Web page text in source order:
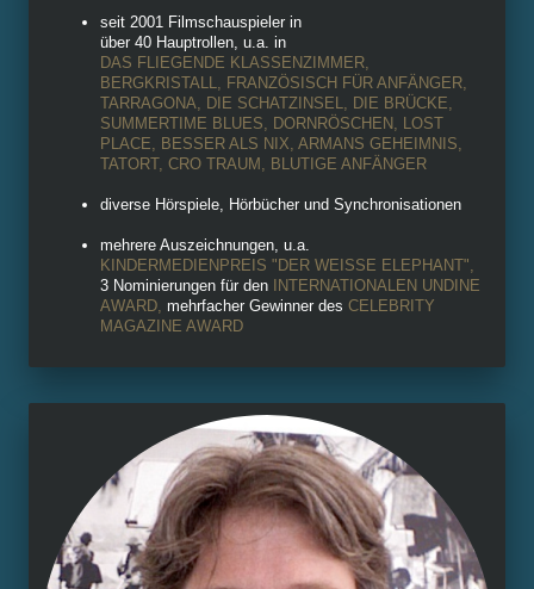
seit 2001 Filmschauspieler in
über 40 Hauptrollen, u.a. in
DAS FLIEGENDE KLASSENZIMMER,
BERGKRISTALL, FRANZÖSISCH FÜR ANFÄNGER,
TARRAGONA, DIE SCHATZINSEL, DIE BRÜCKE,
SUMMERTIME BLUES, DORNRÖSCHEN, LOST
PLACE, BESSER ALS NIX, ARMANS GEHEIMNIS,
TATORT, CRO TRAUM, BLUTIGE ANFÄNGER
diverse Hörspiele, Hörbücher und Synchronisationen
mehrere Auszeichnungen, u.a.
KINDERMEDIENPREIS "DER WEISSE ELEPHANT"
3 Nominierungen für den INTERNATIONALEN UNDINE
AWARD mehrfacher Gewinner des CELEBRITY
MAGAZINE AWARD